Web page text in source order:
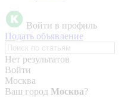
Войти в профиль
Подать объявление
Нет результатов
Войти
Москва
Ваш город Москва?